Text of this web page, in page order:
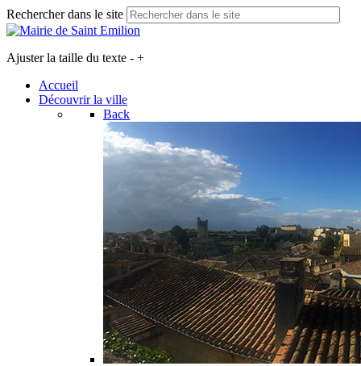
Rechercher dans le site
Ajuster la taille du texte - +
Accueil
Découvrir la ville
Back